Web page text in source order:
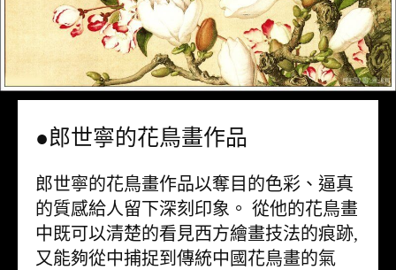
●郎世寧的花鳥畫作品
郎世寧的花鳥畫作品以奪目的色彩、逼真
的質感給人留下深刻印象。 從他的花鳥畫
中既可以清楚的看見西方繪畫技法的痕跡,
又能夠從中捕捉到傳統中國花鳥畫的氣